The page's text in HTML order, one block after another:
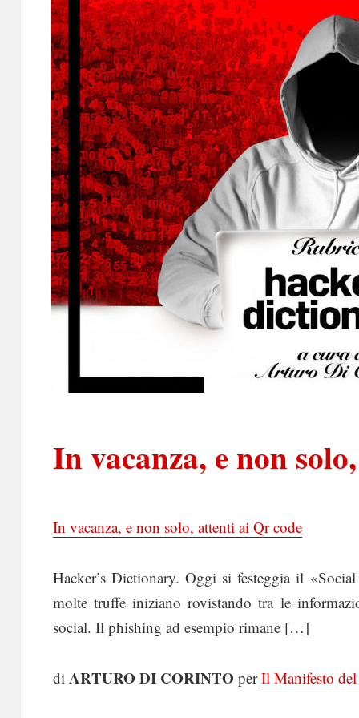
In vacanza, e non
In vacanza, e non solo, attenti ai Qr code
Hacker’s Dictionary. Oggi si festeggia il
molte truffe iniziano rovistando tra le
social. Il phishing ad esempio rimane […]
di ARTURO DI CORINTO perIl Manifesto